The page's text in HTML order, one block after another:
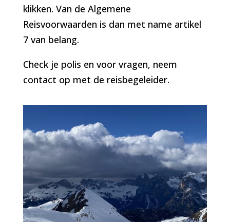
klikken. Van de Algemene
Reisvoorwaarden is dan met name artikel
7 van belang.
Check je polis en voor vragen, neem
contact op met de reisbegeleider.